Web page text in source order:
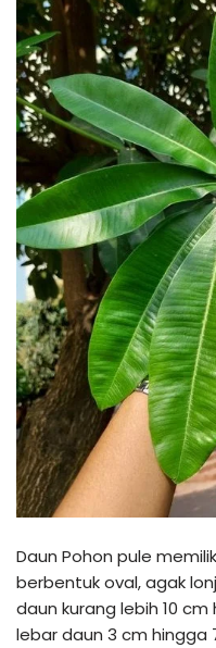
Daun Pohon pule
berbentuk oval, agak
daun kurang lebih 10
lebar daun 3 cm hingga